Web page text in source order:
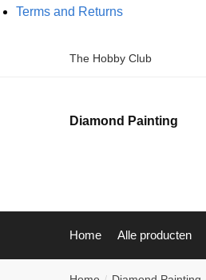
Terms and Returns
The Hobby Club
Diamond Painting
Home Alle producten